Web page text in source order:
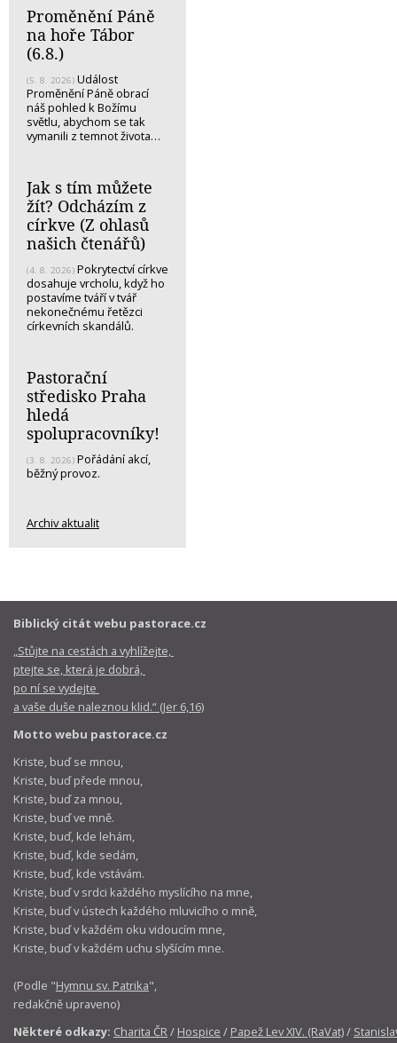
Proměnění Páně
na hoře Tábor
(6.8.)
(5. 8. 2026) Událost
Proměnění Páně obrací
náš pohled k Božímu
světlu, abychom se tak
vymanili z temnot života…
Jak s tím můžete
žít? Odcházím z
církve (Z ohlasů
našich čtenářů)
(4. 8. 2026) Pokrytectví církve
dosahuje vrcholu, když ho
postavíme tváří v tvář
nekonečnému řetězci
církevních skandálů.
Pastorační
středisko Praha
hledá
spolupracovníky!
(3. 8. 2026) Pořádání akcí,
běžný provoz.
Archiv aktualit
Biblický citát webu pastorace.cz
„Stůjte na cestách a vyhlížejte,
ptejte se, která je dobrá,
po ní se vydejte
a vaše duše naleznou klid.“ (Jer 6,16)
Motto webu pastorace.cz
Kriste, buď se mnou,
Kriste, buď přede mnou,
Kriste, buď za mnou,
Kriste, buď ve mně.
Kriste, buď, kde lehám,
Kriste, buď, kde sedám,
Kriste, buď, kde vstávám.
Kriste, buď v srdci každého myslícího na mne,
Kriste, buď v ústech každého mluvicího o mně,
Kriste, buď v každém oku vidoucím mne,
Kriste, buď v každém uchu slyšícím mne.
(Podle "Hymnu sv. Patrika",
redakčně upraveno)
Některé odkazy: Charita ČR/ Hospice / Papež Lev XIV. (RaVat)/